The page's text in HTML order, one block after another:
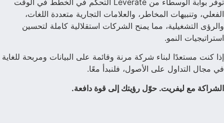
الفعلي، وتنبيهات المخاطر، والعلامات التجارية متعددة اللغات،
والرؤى التشغيلية، مما يمنح الشركات استقلالية كاملة لتحسين
استراتيجيات النمو.
إذا كنت مستعدًا لبناء شركة مرنة وقائمة على البيانات ومربحة للغاية
في مجال التداول على الأصول، فلنبدأ معًا.
الشراكة مع ليفريت. حوّل رؤيتك إلى قوة دافعة.